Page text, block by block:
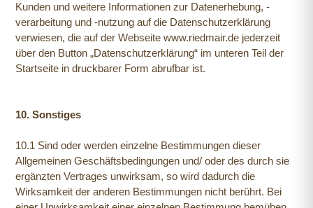
Kunden und weitere Informationen zur Datenerhebung, -
verarbeitung und -nutzung auf die Datenschutzerklärung
verwiesen, die auf der Webseite www.riedmair.de jederzeit
über den Button „Datenschutzerklärung“ im unteren Teil der
Startseite in druckbarer Form abrufbar ist.
10. Sonstiges
10.1 Sind oder werden einzelne Bestimmungen dieser
Allgemeinen Geschäftsbedingungen und/ oder des durch sie
ergänzten Vertrages unwirksam, so wird dadurch die
Wirksamkeit der anderen Bestimmungen nicht berührt. Bei